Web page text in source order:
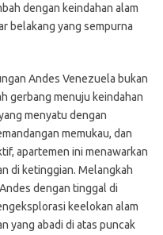
dengan keindahan alam
belakang yang sempurna
Andes Venezuela bukan
gerbang menuju keindahan
menyatu dengan
memukau, dan
apartemen ini menawarkan
di ketinggian. Melangkah
dengan tinggal di
keelokan alam
yang abadi di atas puncak